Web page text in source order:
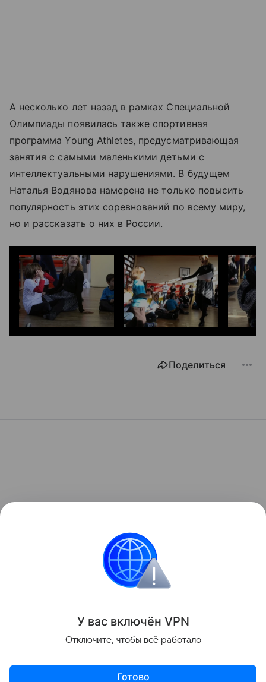
А несколько лет назад в рамках Специальной
Олимпиады появилась также спортивная
программа Young Athletes, предусматривающая
занятия с самыми маленькими детьми с
интеллектуальными нарушениями. В будущем
Наталья Водянова намерена не только повысить
популярность этих соревнований по всему миру,
но и рассказать о них в России.
Поделиться
У вас включён VPN
Отключите, чтобы всё работало
Готово